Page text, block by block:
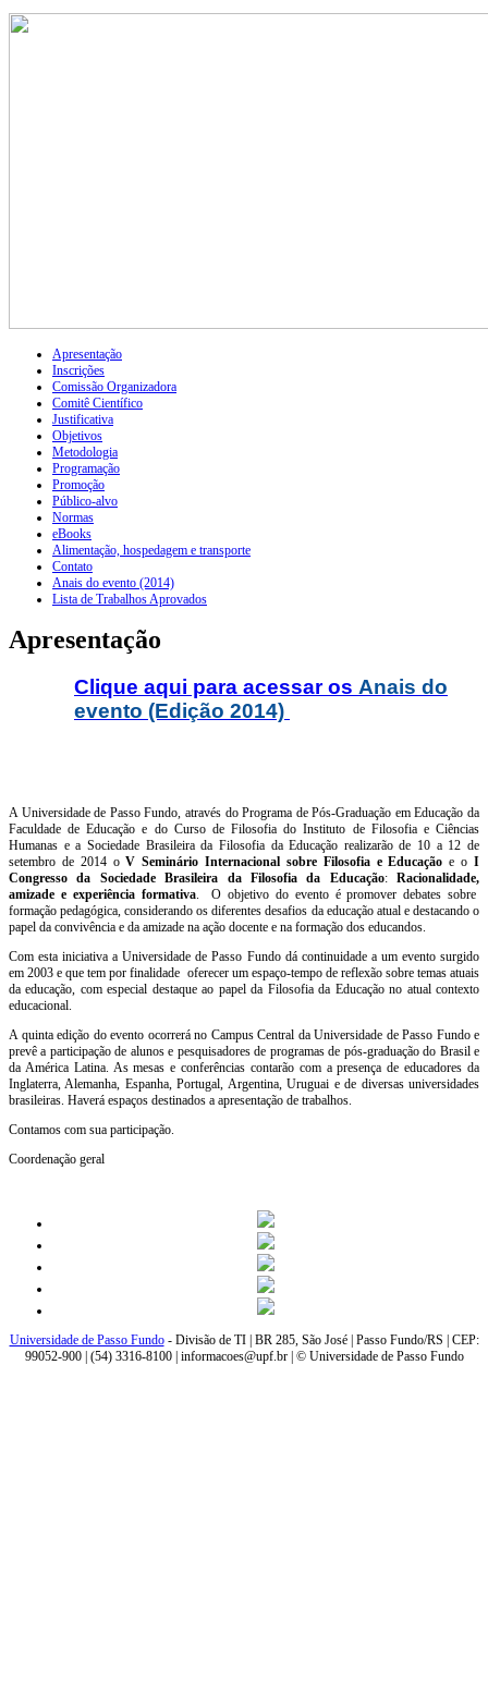
Apresentação
Inscrições
Comissão Organizadora
Comitê Científico
Justificativa
Objetivos
Metodologia
Programação
Promoção
Público-alvo
Normas
eBooks
Alimentação, hospedagem e transporte
Contato
Anais do evento (2014)
Lista de Trabalhos Aprovados
Apresentação
Clique aqui para acessar os Anais do
evento (Edição 2014)
A Universidade de Passo Fundo, através do Programa de Pós-Graduação em Educação da
Faculdade de Educação e do Curso de Filosofia do Instituto de Filosofia e Ciências
Humanas e a Sociedade Brasileira da Filosofia da Educação realizarão de 10 a 12 de
setembro de 2014 oV Seminário Internacional sobre Filosofia e Educaçãoe o I
Congresso da Sociedade Brasileira da Filosofia da Educação: Racionalidade,
amizade e experiência formativa. O objetivo do evento é promover debates sobre
formação pedagógica, considerando os diferentes desafios da educação atual e destacando o
papel da convivência e da amizade na ação docente e na formação dos educandos.
Com esta iniciativa a Universidade de Passo Fundo dá continuidade a um evento surgido
em 2003 e que tem por finalidade oferecer um espaço-tempo de reflexão sobre temas atuais
da educação, com especial destaque ao papel da Filosofia da Educação no atual contexto
educacional.
A quinta edição do evento ocorrerá no Campus Central da Universidade de Passo Fundo e
prevê a participação de alunos e pesquisadores de programas de pós-graduação do Brasil e
da América Latina. As mesas e conferências contarão com a presença de educadores da
Inglaterra, Alemanha, Espanha, Portugal, Argentina, Uruguai e de diversas universidades
brasileiras. Haverá espaços destinados a apresentação de trabalhos.
Contamos com sua participação.
Coordenação geral
Universidade de Passo Fundo- Divisão de TI | BR 285, São José | Passo Fundo/RS | CEP:
99052-900 | (54) 3316-8100 | informacoes@upf.br | © Universidade de Passo Fundo